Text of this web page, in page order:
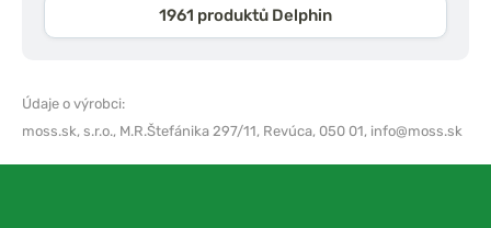
1961 produktů Delphin
Údaje o výrobci:
moss.sk, s.r.o., M.R.Štefánika 297/11, Revúca, 050 01, info@moss.sk